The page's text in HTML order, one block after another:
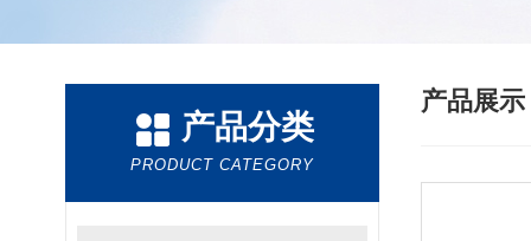
产品分类
PRODUCT CATEGORY
产品展示